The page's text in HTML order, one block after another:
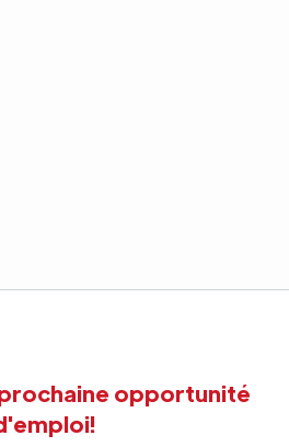
opportunité